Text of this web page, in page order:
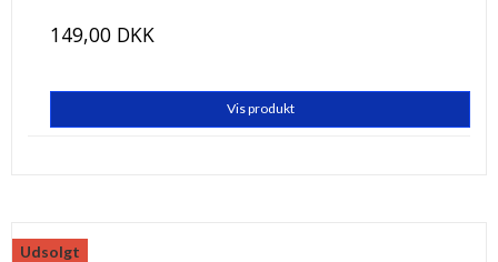
149,00 DKK
Vis produkt
Udsolgt